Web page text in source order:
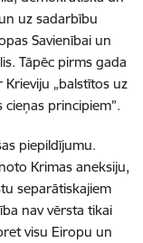
uz sadarbību
Savienībai un
Tāpēc pirms gada
„balstītos uz
principiem”.
piepildījumu.
Krimas aneksiju,
separātiskajiem
nav vērsta tikai
visu Eiropu un